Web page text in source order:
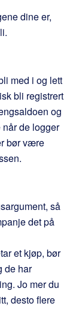
dine er,
med i og lett
bli registrert
og
de logger
bør være
så
det på
et kjøp, bør
de har
Jo mer du
desto flere